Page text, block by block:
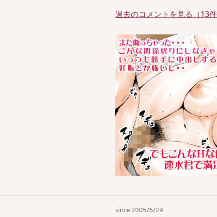
過去のコメントを見る（13
since 2005/6/29